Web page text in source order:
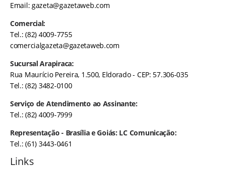
Email:gazeta@gazetaweb.com
Comercial:
Tel.: (82) 4009-7755
comercialgazeta@gazetaweb.com
Sucursal Arapiraca:
Rua Maurício Pereira, 1.500, Eldorado - CEP: 57.306-035
Tel.: (82) 3482-0100
Serviço de Atendimento ao Assinante:
Tel.: (82) 4009-7999
Representação - Brasília e Goiás: LC Comunicação:
Tel.: (61) 3443-0461
Links